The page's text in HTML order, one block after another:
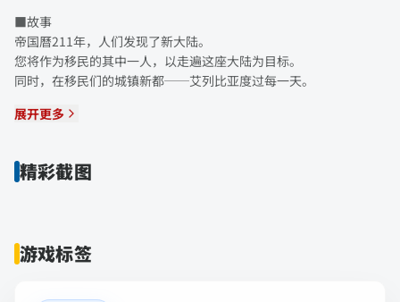
■故事
帝国曆211年，人们发现了新大陆。
您将作为移民的其中一人，以走遍这座大陆为目标。
同时，在移民们的城镇新都──艾列比亚度过每一天。
展开更多
精彩截图
游戏标签